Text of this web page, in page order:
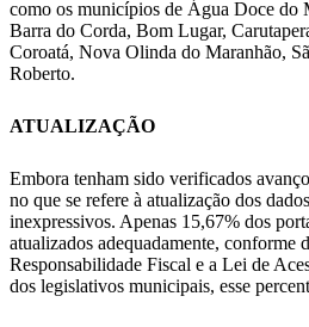
como os municípios de Água Doce do
Barra do Corda, Bom Lugar,
Coroatá, Nova Olinda do Maranhão,
Roberto.
ATUALIZAÇÃO
Embora tenham sido verificados
no que se refere à atualização dos
inexpressivos. Apenas 15,67% dos
atualizados adequadamente, conforme
Responsabilidade Fiscal e a Lei de
dos legislativos municipais, esse